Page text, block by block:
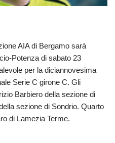
AIA di Bergamo sarà
Potenza di sabato 23
per la diciannovesima
Serie C girone C. Gli
Barbiero della sezione di
sezione di Sondrio. Quarto
di Lamezia Terme.